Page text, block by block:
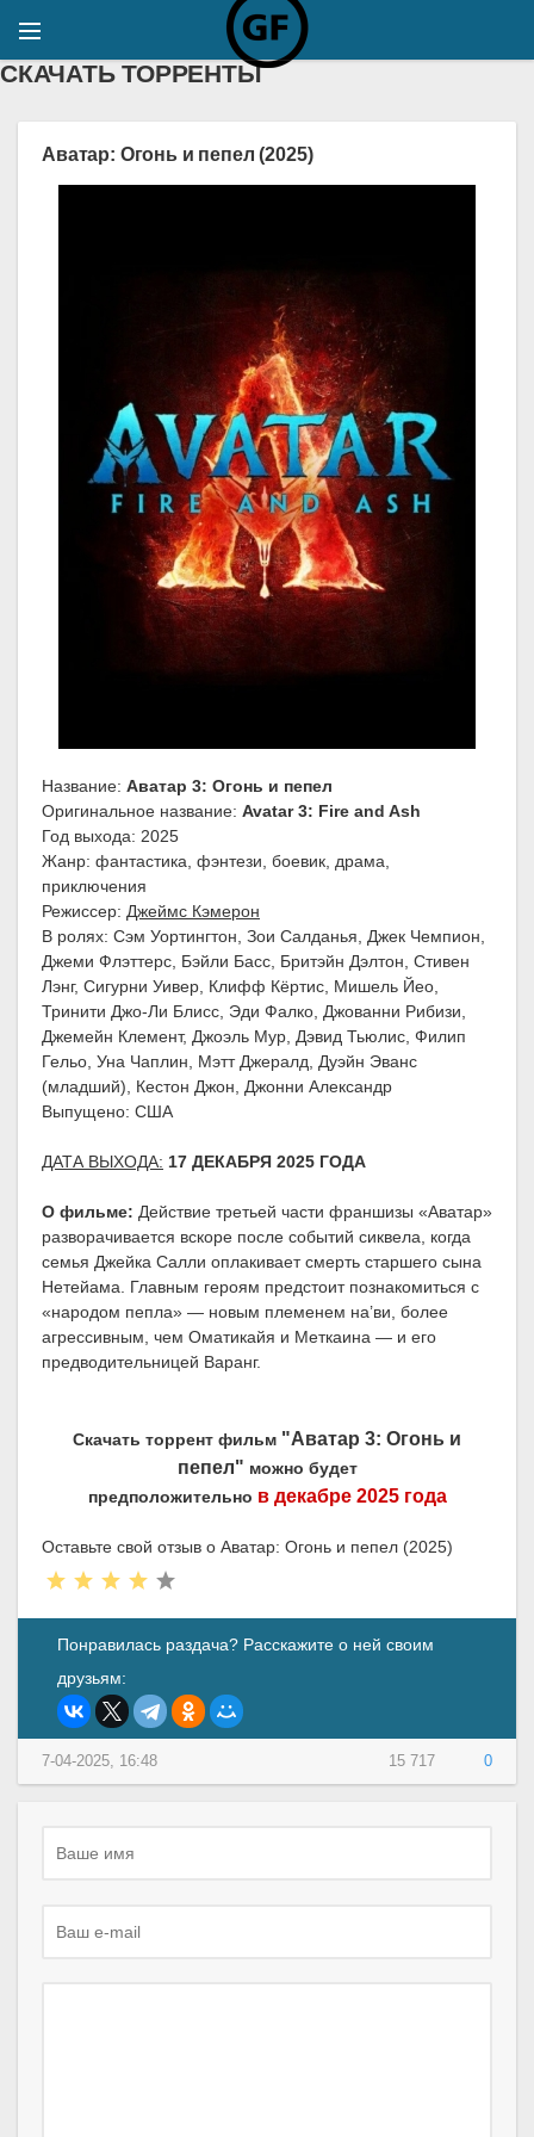
СКАЧАТЬ ТОРРЕНТЫ
Аватар: Огонь и пепел (2025)
Название: Аватар 3: Огонь и пепел
Оригинальное название: Avatar 3: Fire and Ash
Год выхода: 2025
Жанр: фантастика, фэнтези, боевик, драма,
приключения
Режиссер: Джеймс Кэмерон
В ролях: Сэм Уортингтон, Зои Салданья, Джек Чемпион,
Джеми Флэттерс, Бэйли Басс, Бритэйн Дэлтон, Стивен
Лэнг, Сигурни Уивер, Клифф Кёртис, Мишель Йео,
Тринити Джо-Ли Блисс, Эди Фалко, Джованни Рибизи,
Джемейн Клемент, Джоэль Мур, Дэвид Тьюлис, Филип
Гельо, Уна Чаплин, Мэтт Джералд, Дуэйн Эванс
(младший), Кестон Джон, Джонни Александр
Выпущено: США
ДАТА ВЫХОДА: 17 ДЕКАБРЯ 2025 ГОДА
О фильме: Действие третьей части франшизы «Аватар»
разворачивается вскоре после событий сиквела, когда
семья Джейка Салли оплакивает смерть старшего сына
Нетейама. Главным героям предстоит познакомиться с
«народом пепла» — новым племенем на’ви, более
агрессивным, чем Оматикайя и Меткаина — и его
предводительницей Варанг.
Скачать торрент фильм "Аватар 3: Огонь и
пепел" можно будет
предположительно в декабре 2025 года
Оставьте свой отзыв о Аватар: Огонь и пепел (2025)
Понравилась раздача? Расскажите о ней своим
друзьям:
15 717 0
7-04-2025, 16:48